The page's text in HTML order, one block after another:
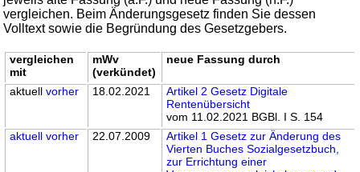
vergleichen. Beim Änderungsgesetz finden Sie dessen
Volltext sowie die Begründung des Gesetzgebers.
vergleichen
mit
mWv
(verkündet)
neue Fassung durch
aktuellvorher 18.02.2021
Artikel 2 Gesetz Digitale
Rentenübersicht
vom 11.02.2021 BGBl. I S. 154
aktuell vorher 22.07.2009
Artikel 1 Gesetz zur Änderung des
Vierten Buches Sozialgesetzbuch,
zur Errichtung einer